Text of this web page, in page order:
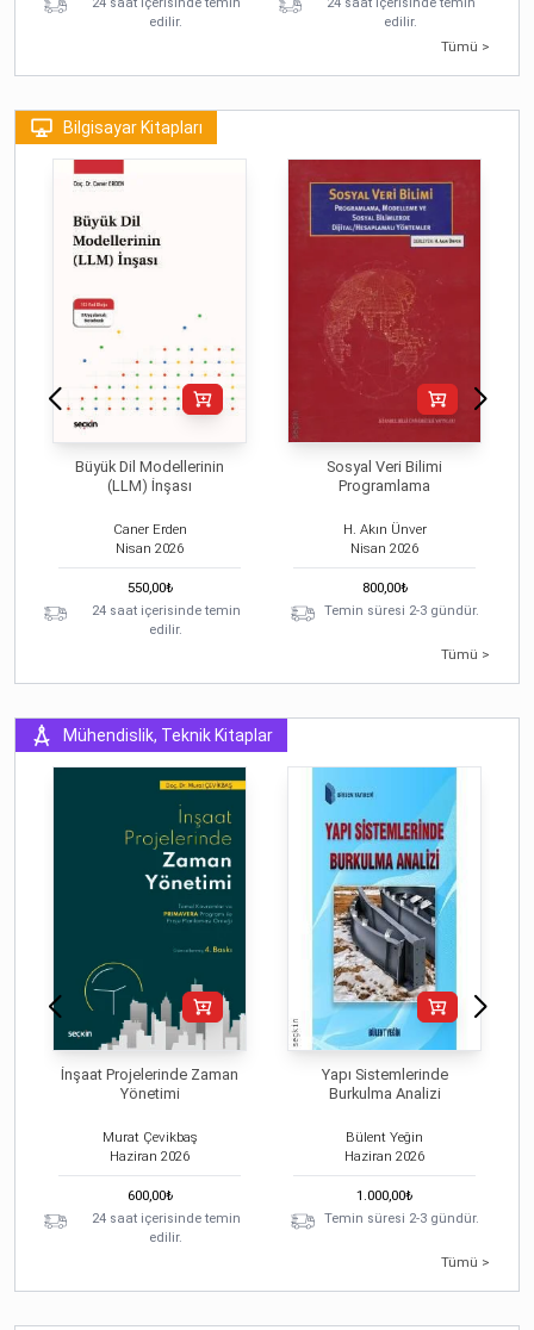
edilir.
edilir.
Tümü >
Bilgisayar Kitapları
Büyük Dil Modellerinin
(LLM) İnşası
Caner Erden
Nisan 2026
550,00₺
24 saat içerisinde temin
edilir.
Sosyal Veri Bilimi
Programlama
H. Akın Ünver
Nisan 2026
800,00₺
Temin süresi 2-3 gündür.
Tümü >
Mühendislik, Teknik Kitaplar
İnşaat Projelerinde Zaman
Yönetimi
Murat Çevikbaş
Haziran 2026
600,00₺
24 saat içerisinde temin
edilir.
Yapı Sistemlerinde
Burkulma Analizi
Bülent Yeğin
Haziran 2026
1.000,00₺
Temin süresi 2-3 gündür.
Tümü >